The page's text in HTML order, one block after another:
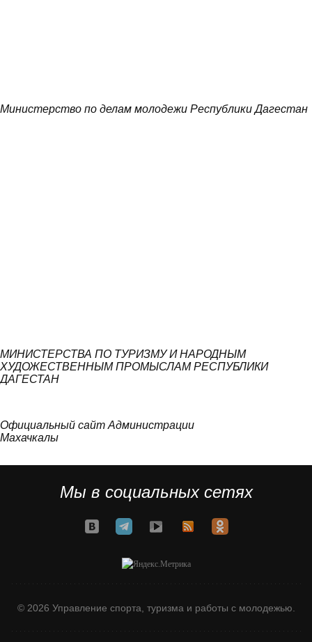
Министерство по делам молодежи Республики Дагестан
МИНИСТЕРСТВА ПО ТУРИЗМУ И НАРОДНЫМ
ХУДОЖЕСТВЕННЫМ ПРОМЫСЛАМ РЕСПУБЛИКИ
ДАГЕСТАН
Официальный сайт Администрации
Махачкалы
Мы в социальных сетях
© 2026 Управление спорта, туризма и работы с молодежью.